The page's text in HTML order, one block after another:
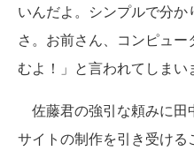
いんだよ。シンプルで分
さ。お前さん、コンピュ
むよ！」と言われてしまい
佐藤君の強引な頼みに田
サイトの制作を引き受け